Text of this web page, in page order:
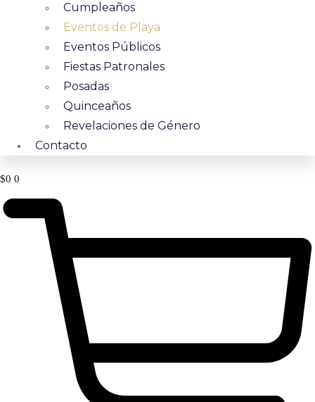
Cumpleaños
Eventos de Playa
Eventos Públicos
Fiestas Patronales
Posadas
Quinceaños
Revelaciones de Género
Contacto
$0 0